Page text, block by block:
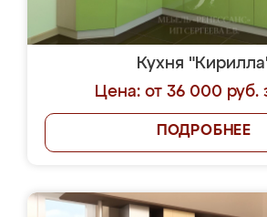
Кухня
Цена: от 36 000 руб.
ПОДРОБНЕЕ